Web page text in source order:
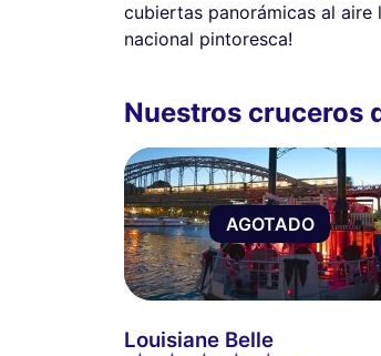
cubiertas panorámicas al
nacional pintoresca!
Nuestros cruceros
AGOTADO
Louisiane Belle